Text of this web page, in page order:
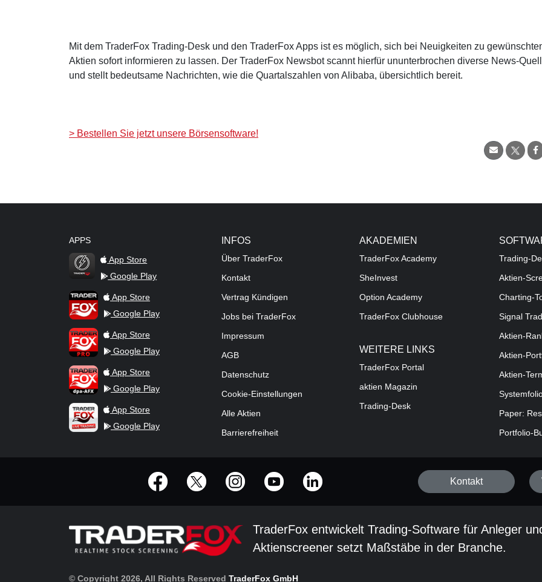
Mit dem TraderFox Trading-Desk und den TraderFox Apps ist es möglich, sich bei Neuigkeiten zu
Aktien sofort informieren zu lassen. Der TraderFox Newsbot scannt hierfür ununterbrochen diverse News-
und stellt bedeutsame Nachrichten, wie die Quartalszahlen von Alibaba, übersichtlich bereit.
> Bestellen Sie jetzt unsere Börsensoftware!
APPS
TraderFox Flash
App Store
Google Play
TraderFox AppApp Store
Google Play
TraderFox ProApp Store
Google Play
TraderFox dpa-AFX ProFeed
App Store
Google Play
TraderFox Live Trading
App Store
Google Play
INFOS
Über TraderFox
Kontakt
Vertrag Kündigen
Jobs bei TraderFox
Impressum
AGB
Datenschutz
Cookie-Einstellungen
Alle Aktien
Barrierefreiheit
AKADEMIEN
TraderFox Academy
SheInvest
Option Academy
TraderFox Clubhouse
WEITERE LINKS
TraderFox Portal
aktien Magazin
Trading-Desk
Trading-
Aktien-
Charting-
Signal
Aktien-
Aktien-
Aktien-
Paper:
Portfolio-
offizielle Social Media-Accounts
Kontakt
TraderFox entwickelt Trading-Software für Anleger
Aktienscreener setzt Maßstäbe in der Branche.
© Copyright 2026, All Rights Reserved TraderFox GmbH